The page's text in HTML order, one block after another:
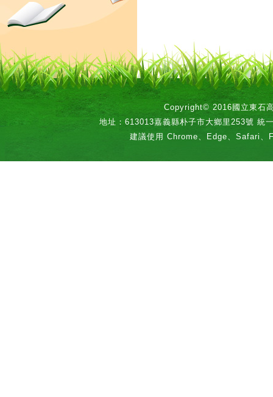
Copyright© 2016國立東石
地址：613013嘉義縣朴子市大鄉里253號 統
建議使用 Chrome、Edge、Safari